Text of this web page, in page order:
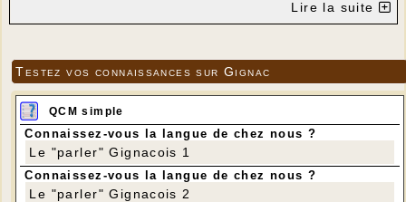
Lire la suite
Testez vos connaissances sur Gignac
QCM simple
Connaissez-vous la langue de chez nous ?
Le "parler" Gignacois 1
Connaissez-vous la langue de chez nous ?
Le "parler" Gignacois 2